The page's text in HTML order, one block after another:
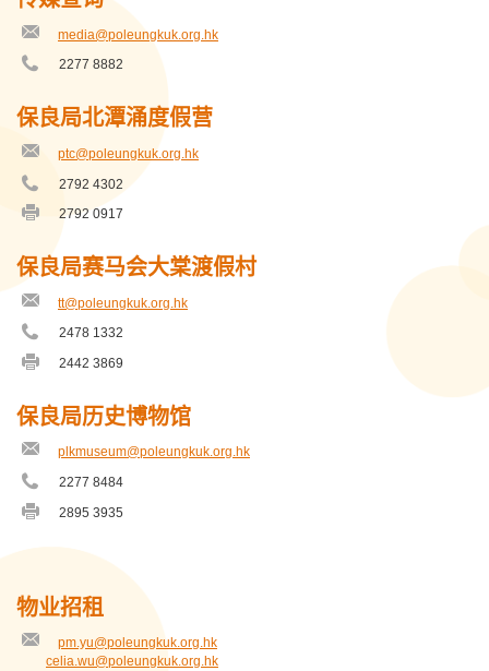
保良局朱敬文中学
保良局朱正贤教育服务中心
保良局李兆基青年绿洲
保良局李徐松声纪念幼稚园
保良局李树福幼稚园幼儿园
保良局杜伟强中央图书馆暨教案资源中心
保良局东涌儿童综合服务中心
保良局林文灿英文小学
保良局梁安琪儿童发展中心
保良局王赐豪（田心谷）小学
码
电
邮
media@poleungkuk.org.hk
电
号
码
2277 8882
保良局北潭涌度假营
电
邮
址
ptc@poleungkuk.org.hk
电
话
2792 4302
传
号
码
2792 0917
保良局赛马会大棠渡假村
电
邮
址
tt@poleungkuk.org.hk
电
话
号
2478 1332
传
号
码
2442 3869
保良局历史博物馆
电
邮
址
plkmuseum@poleungkuk.org.hk
电
话
号
2277 8484
传
2895 3935
物业招租
电
pm.yu@poleungkuk.org.hk
电
celia.wu@poleungkuk.org.hk